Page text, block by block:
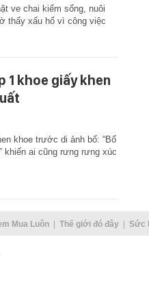
ve chai kiếm sống, nuôi
thấy xấu hổ vì công việc
1 khoe giấy khen
khoe trước di ảnh bố: “Bố
khiến ai cũng rưng rưng xúc
Mua Luôn Thế giới đó đây Sức